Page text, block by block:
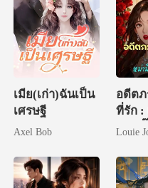
เมีย(เก่า)ฉันเป็น
เศรษฐี
Axel Bob
อดีตภ
ที่รัก
หม่ามี๊
Louie